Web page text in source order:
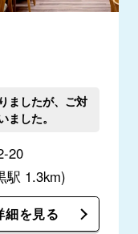
ましたが、ご対
ました。
20
駅 1.3km)
細を見る